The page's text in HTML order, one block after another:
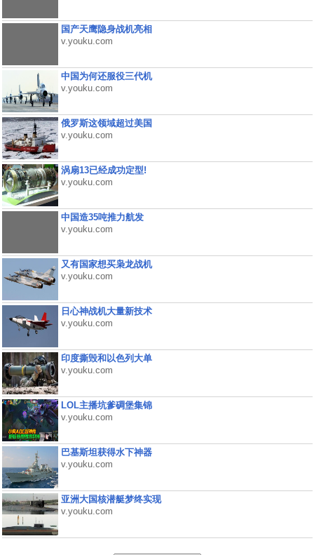
国产天鹰隐身战机亮相
v.youku.com
中国为何还服役三代机
v.youku.com
俄罗斯这领域超过美国
v.youku.com
涡扇13已经成功定型!
v.youku.com
中国造35吨推力航发
v.youku.com
又有国家想买枭龙战机
v.youku.com
日心神战机大量新技术
v.youku.com
印度撕毁和以色列大单
v.youku.com
LOL主播坑爹碉堡集锦
v.youku.com
巴基斯坦获得水下神器
v.youku.com
亚洲大国核潜艇梦终实现
v.youku.com